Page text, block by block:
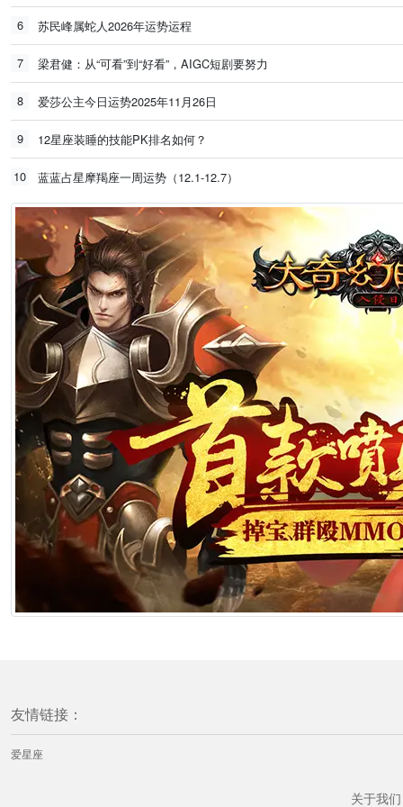
6 苏民峰属蛇人2026年运势运程
7 梁君健：从“可看”到“好看”，AIGC短剧要努力
8 爱莎公主今日运势2025年11月26日
9 12星座装睡的技能PK排名如何？
10 蓝蓝占星摩羯座一周运势（12.1-12.7）
友情链接：
爱星座
关于我们